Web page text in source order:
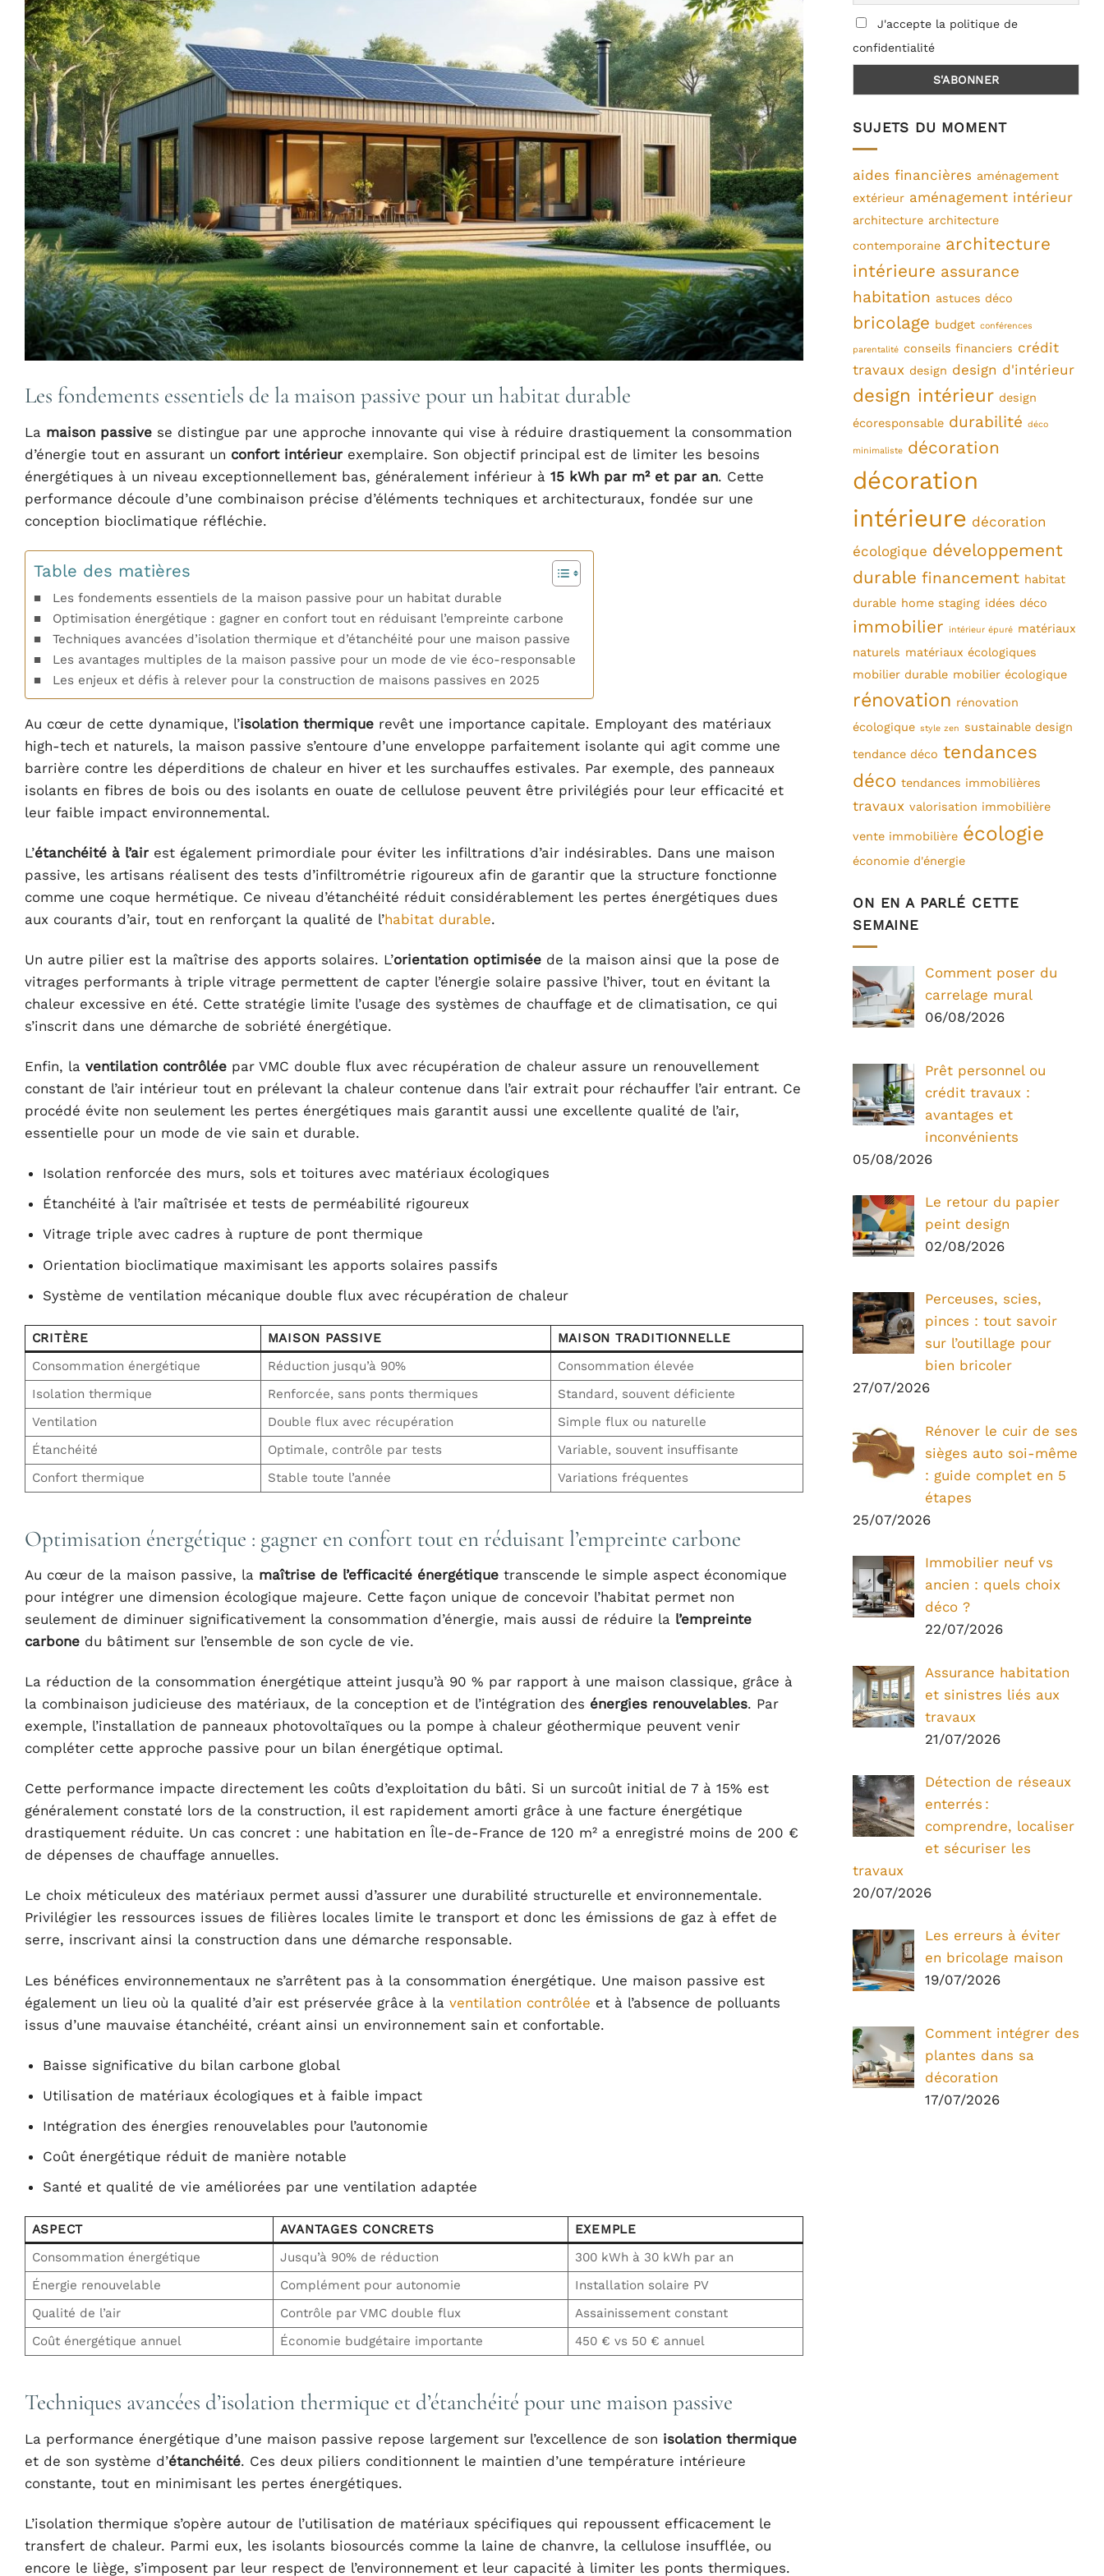
Les fondements essentiels de la maison passive pour un habitat durable
La maison passive se distingue par une approche innovante qui vise à réduire drastiquement la consommation
d’énergie tout en assurant un confort intérieurexemplaire. Son objectif principal est de limiter les besoins
énergétiques à un niveau exceptionnellement bas, généralement inférieur à 15 kWh par m² et par an. Cette
performance découle d’une combinaison précise d’éléments techniques et architecturaux, fondée sur une
conception bioclimatique réfléchie.
Table des matières
Les fondements essentiels de la maison passive pour un habitat durable
Optimisation énergétique : gagner en confort tout en réduisant l’empreinte carbone
Techniques avancées d’isolation thermique et d’étanchéité pour une maison passive
Les avantages multiples de la maison passive pour un mode de vie éco-responsable
Les enjeux et défis à relever pour la construction de maisons passives en 2025
Au cœur de cette dynamique, l’isolation thermique revêt une importance capitale. Employant des matériaux
high-tech et naturels, la maison passive s’entoure d’une enveloppe parfaitement isolante qui agit comme une
barrière contre les déperditions de chaleur en hiver et les surchauffes estivales. Par exemple, des panneaux
isolants en fibres de bois ou des isolants en ouate de cellulose peuvent être privilégiés pour leur efficacité et
leur faible impact environnemental.
L’étanchéité à l’airest également primordiale pour éviter les infiltrations d’air indésirables. Dans une maison
passive, les artisans réalisent des tests d’infiltrométrie rigoureux afin de garantir que la structure fonctionne
comme une coque hermétique. Ce niveau d’étanchéité réduit considérablement les pertes énergétiques dues
aux courants d’air, tout en renforçant la qualité de l’habitat durable.
Un autre pilier est la maîtrise des apports solaires. L’orientation optimisée de la maison ainsi que la pose de
vitrages performants à triple vitrage permettent de capter l’énergie solaire passive l’hiver, tout en évitant la
chaleur excessive en été. Cette stratégie limite l’usage des systèmes de chauffage et de climatisation, ce qui
s’inscrit dans une démarche de sobriété énergétique.
Enfin, la ventilation contrôlée par VMC double flux avec récupération de chaleur assure un renouvellement
constant de l’air intérieur tout en prélevant la chaleur contenue dans l’air extrait pour réchauffer l’air entrant. Ce
procédé évite non seulement les pertes énergétiques mais garantit aussi une excellente qualité de l’air,
essentielle pour un mode de vie sain et durable.
Isolation renforcée des murs, sols et toitures avec matériaux écologiques
Étanchéité à l’air maîtrisée et tests de perméabilité rigoureux
Vitrage triple avec cadres à rupture de pont thermique
Orientation bioclimatique maximisant les apports solaires passifs
Système de ventilation mécanique double flux avec récupération de chaleur
CRITÈRE MAISON PASSIVE
MAISON TRADITIONNELLE
Consommation énergétique
Réduction jusqu’à 90%
Consommation élevée
Isolation thermique
Renforcée, sans ponts thermiques
Standard, souvent déficiente
Ventilation
Double flux avec récupération
Simple flux ou naturelle
Étanchéité
Optimale, contrôle par tests
Variable, souvent insuffisante
Confort thermique
Stable toute l’année Variations fréquentes
Optimisation énergétique : gagner en confort tout en réduisant l’empreinte carbone
Au cœur de la maison passive, la maîtrise de l’efficacité énergétique transcende le simple aspect économique
pour intégrer une dimension écologique majeure. Cette façon unique de concevoir l’habitat permet non
seulement de diminuer significativement la consommation d’énergie, mais aussi de réduire la l’empreinte
carbone du bâtiment sur l’ensemble de son cycle de vie.
La réduction de la consommation énergétique atteint jusqu’à 90 % par rapport à une maison classique, grâce à
la combinaison judicieuse des matériaux, de la conception et de l’intégration des énergies renouvelables. Par
exemple, l’installation de panneaux photovoltaïques ou la pompe à chaleur géothermique peuvent venir
compléter cette approche passive pour un bilan énergétique optimal.
Cette performance impacte directement les coûts d’exploitation du bâti. Si un surcoût initial de 7 à 15% est
généralement constaté lors de la construction, il est rapidement amorti grâce à une facture énergétique
drastiquement réduite. Un cas concret : une habitation en Île-de-France de 120 m² a enregistré moins de 200 €
de dépenses de chauffage annuelles.
Le choix méticuleux des matériaux permet aussi d’assurer une durabilité structurelle et environnementale.
Privilégier les ressources issues de filières locales limite le transport et donc les émissions de gaz à effet de
serre, inscrivant ainsi la construction dans une démarche responsable.
Les bénéfices environnementaux ne s’arrêtent pas à la consommation énergétique. Une maison passive est
également un lieu où la qualité d’air est préservée grâce à la ventilation contrôlée et à l’absence de polluants
issus d’une mauvaise étanchéité, créant ainsi un environnement sain et confortable.
Baisse significative du bilan carbone global
Utilisation de matériaux écologiques et à faible impact
Intégration des énergies renouvelables pour l’autonomie
Coût énergétique réduit de manière notable
Santé et qualité de vie améliorées par une ventilation adaptée
ASPECT AVANTAGES CONCRETS
EXEMPLE
Consommation énergétique
Jusqu’à 90% de réduction
300 kWh à 30 kWh par an
Énergie renouvelable
Complément pour autonomie
Installation solaire PV
Qualité de l’air
Contrôle par VMC double flux
Assainissement constant
Coût énergétique annuel
Économie budgétaire importante 450 € vs 50 € annuel
Techniques avancées d’isolation thermique et d’étanchéité pour une maison passive
La performance énergétique d’une maison passive repose largement sur l’excellence de son isolation thermique
et de son système d’étanchéité. Ces deux piliers conditionnent le maintien d’une température intérieure
constante, tout en minimisant les pertes énergétiques.
L’isolation thermique s’opère autour de l’utilisation de matériaux spécifiques qui repoussent efficacement le
transfert de chaleur. Parmi eux, les isolants biosourcés comme la laine de chanvre, la cellulose insufflée, ou
encore le liège, s’imposent par leur respect de l’environnement et leur capacité à limiter les ponts thermiques.
J'accepte la politique de
confidentialité
SUJETS DU MOMENT
aides financières aménagement
extérieur aménagement intérieur
architecture architecture
contemporaine architecture
intérieure assurance
habitation astuces déco
bricolage budget conférences
parentalité conseils financiers crédit
travaux design design d'intérieur
design intérieur design
écoresponsable durabilité déco
minimaliste décoration
décoration
intérieure décoration
écologique développement
durable financement habitat
durable home staging idées déco
immobilier intérieur épuré matériaux
naturels matériaux écologiques
mobilier durable mobilier écologique
rénovation rénovation
écologique style zen sustainable design
tendance déco tendances
déco tendances immobilières
travaux valorisation immobilière
vente immobilière écologie
économie d'énergie
ON EN A PARLÉ CETTE
SEMAINE
Comment poser du
carrelage mural
06/08/2026
Prêt personnel ou
crédit travaux :
avantages et
inconvénients
05/08/2026
Le retour du papier
peint design
02/08/2026
Perceuses, scies,
pinces : tout savoir
sur l’outillage pour
bien bricoler
27/07/2026
Rénover le cuir de ses
sièges auto soi-même
: guide complet en 5
étapes
25/07/2026
Immobilier neuf vs
ancien : quels choix
déco ?
22/07/2026
Assurance habitation
et sinistres liés aux
travaux
21/07/2026
Détection de réseaux
enterrés :
comprendre, localiser
et sécuriser les
travaux
20/07/2026
Les erreurs à éviter
en bricolage maison
19/07/2026
Comment intégrer des
plantes dans sa
décoration
17/07/2026